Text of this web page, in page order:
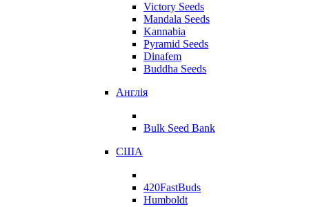
Victory Seeds
Mandala Seeds
Kannabia
Pyramid Seeds
Dinafem
Buddha Seeds
Англія
Bulk Seed Bank
США
420FastBuds
Humboldt